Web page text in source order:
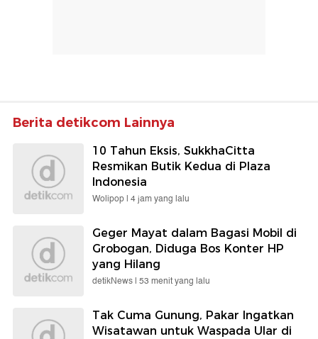
Berita detikcom Lainnya
10 Tahun Eksis, SukkhaCitta
Resmikan Butik Kedua di Plaza
Indonesia
Wolipop | 4 jam yang lalu
Geger Mayat dalam Bagasi Mobil di
Grobogan, Diduga Bos Konter HP
yang Hilang
detikNews | 53 menit yang lalu
Tak Cuma Gunung, Pakar Ingatkan
Wisatawan untuk Waspada Ular di